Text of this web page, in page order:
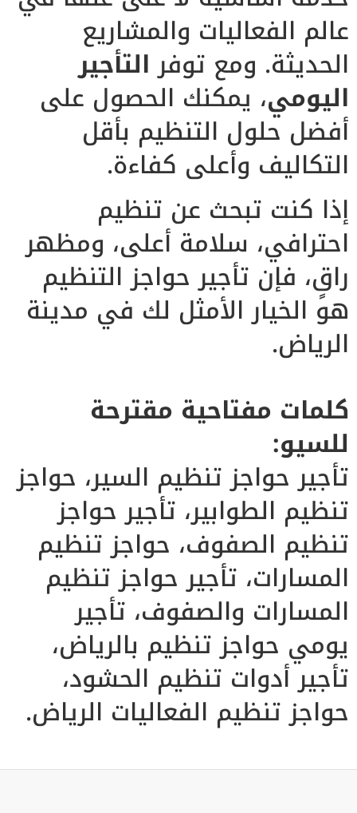
عالم الفعاليات والمشاريع
الحديثة. ومع توفرالتأجير
اليومي، يمكنك الحصول على
أفضل حلول التنظيم بأقل
التكاليف وأعلى كفاءة.
إذا كنت تبحث عن تنظيم
احترافي، سلامة أعلى، ومظهر
راقٍ، فإن تأجير حواجز التنظيم
هو الخيار الأمثل لك في مدينة
الرياض.
كلمات مفتاحية مقترحة
للسيو:
تأجير حواجز تنظيم السير، حواجز
تنظيم الطوابير، تأجير حواجز
تنظيم الصفوف، حواجز تنظيم
المسارات، تأجير حواجز تنظيم
المسارات والصفوف، تأجير
يومي حواجز تنظيم بالرياض،
تأجير أدوات تنظيم الحشود،
حواجز تنظيم الفعاليات الرياض.